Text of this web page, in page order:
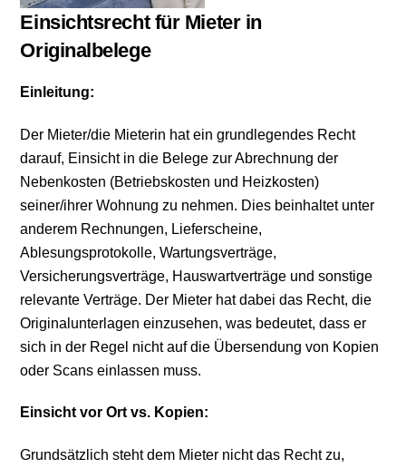
Einsichtsrecht für Mieter in
Originalbelege
Einleitung:
Der Mieter/die Mieterin hat ein grundlegendes Recht
darauf, Einsicht in die Belege zur Abrechnung der
Nebenkosten (Betriebskosten und Heizkosten)
seiner/ihrer Wohnung zu nehmen. Dies beinhaltet unter
anderem Rechnungen, Lieferscheine,
Ablesungsprotokolle, Wartungsverträge,
Versicherungsverträge, Hauswartverträge und sonstige
relevante Verträge. Der Mieter hat dabei das Recht, die
Originalunterlagen einzusehen, was bedeutet, dass er
sich in der Regel nicht auf die Übersendung von Kopien
oder Scans einlassen muss.
Einsicht vor Ort vs. Kopien:
Grundsätzlich steht dem Mieter nicht das Recht zu,